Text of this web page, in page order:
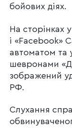
бойових діях.
На сторінках
і «Facebook»
автоматом та
шевронами
зображений
РФ.
Слухання